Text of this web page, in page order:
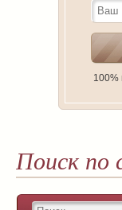
100%
Поиск по